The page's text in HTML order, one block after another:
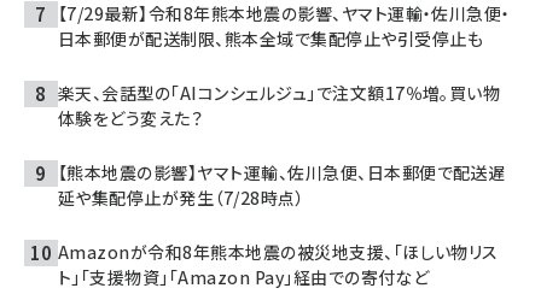
【7/29最新】令和8年熊本地震の影響、ヤマト運輸・佐川急便・
日本郵便が配送制限、熊本全域で集配停止や引受停止も
楽天、会話型の「AIコンシェルジュ」で注文額17％増。買い物
体験をどう変えた？
【熊本地震の影響】ヤマト運輸、佐川急便、日本郵便で配送遅
延や集配停止が発生（7/28時点）
Amazonが令和8年熊本地震の被災地支援、「ほしい物リス
ト」「支援物資」「Amazon Pay」経由での寄付など